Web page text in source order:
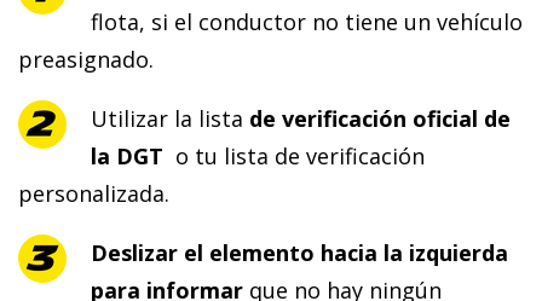
flota, si el conductor no tiene un vehículo
preasignado.
Utilizar la lista de verificación oficial de
la DGT o tu lista de verificación
personalizada.
Deslizar el elemento hacia la izquierda
para informar que no hay ningún